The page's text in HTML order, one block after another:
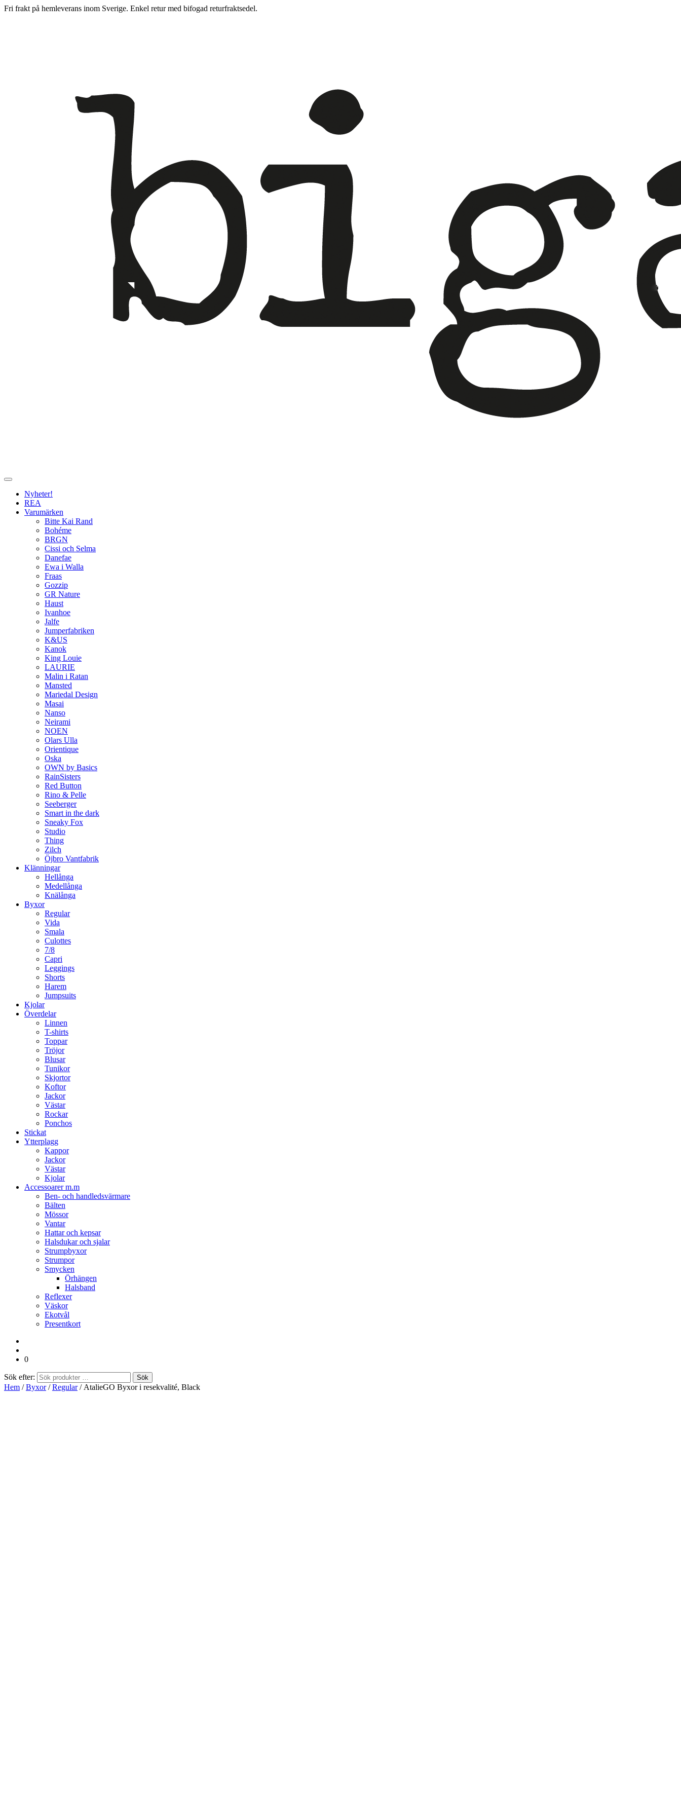
Fri frakt på hemleverans inom Sverige. Enkel retur med bifogad returfraktsedel.
Nyheter!
REA
Varumärken
Bitte Kai Rand
Bohéme
BRGN
Cissi och Selma
Danefae
Ewa i Walla
Fraas
Gozzip
GR Nature
Haust
Ivanhoe
Jalfe
Jumperfabriken
K&US
Kanok
King Louie
LAURIE
Malin i Ratan
Mansted
Mariedal Design
Masai
Nanso
Neirami
NOEN
Olars Ulla
Orientique
Oska
OWN by Basics
RainSisters
Red Button
Rino & Pelle
Seeberger
Smart in the dark
Sneaky Fox
Studio
Thing
Zilch
Öjbro Vantfabrik
Klänningar
Hellånga
Medellånga
Knälånga
Byxor
Regular
Vida
Smala
Culottes
7/8
Capri
Leggings
Shorts
Harem
Jumpsuits
Kjolar
Överdelar
Linnen
T-shirts
Toppar
Tröjor
Blusar
Tunikor
Skjortor
Koftor
Jackor
Västar
Rockar
Ponchos
Stickat
Ytterplagg
Kappor
Jackor
Västar
Kjolar
Accessoarer m.m
Ben- och handledsvärmare
Bälten
Mössor
Vantar
Hattar och kepsar
Halsdukar och sjalar
Strumpbyxor
Strumpor
Smycken
Örhängen
Halsband
Reflexer
Väskor
Ekotvål
Presentkort
0
Sök efter: Sök
Hem /Byxor/Regular/ AtalieGO Byxor i resekvalité, Black